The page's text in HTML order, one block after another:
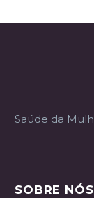
Saúde da
SOBRE NÓS